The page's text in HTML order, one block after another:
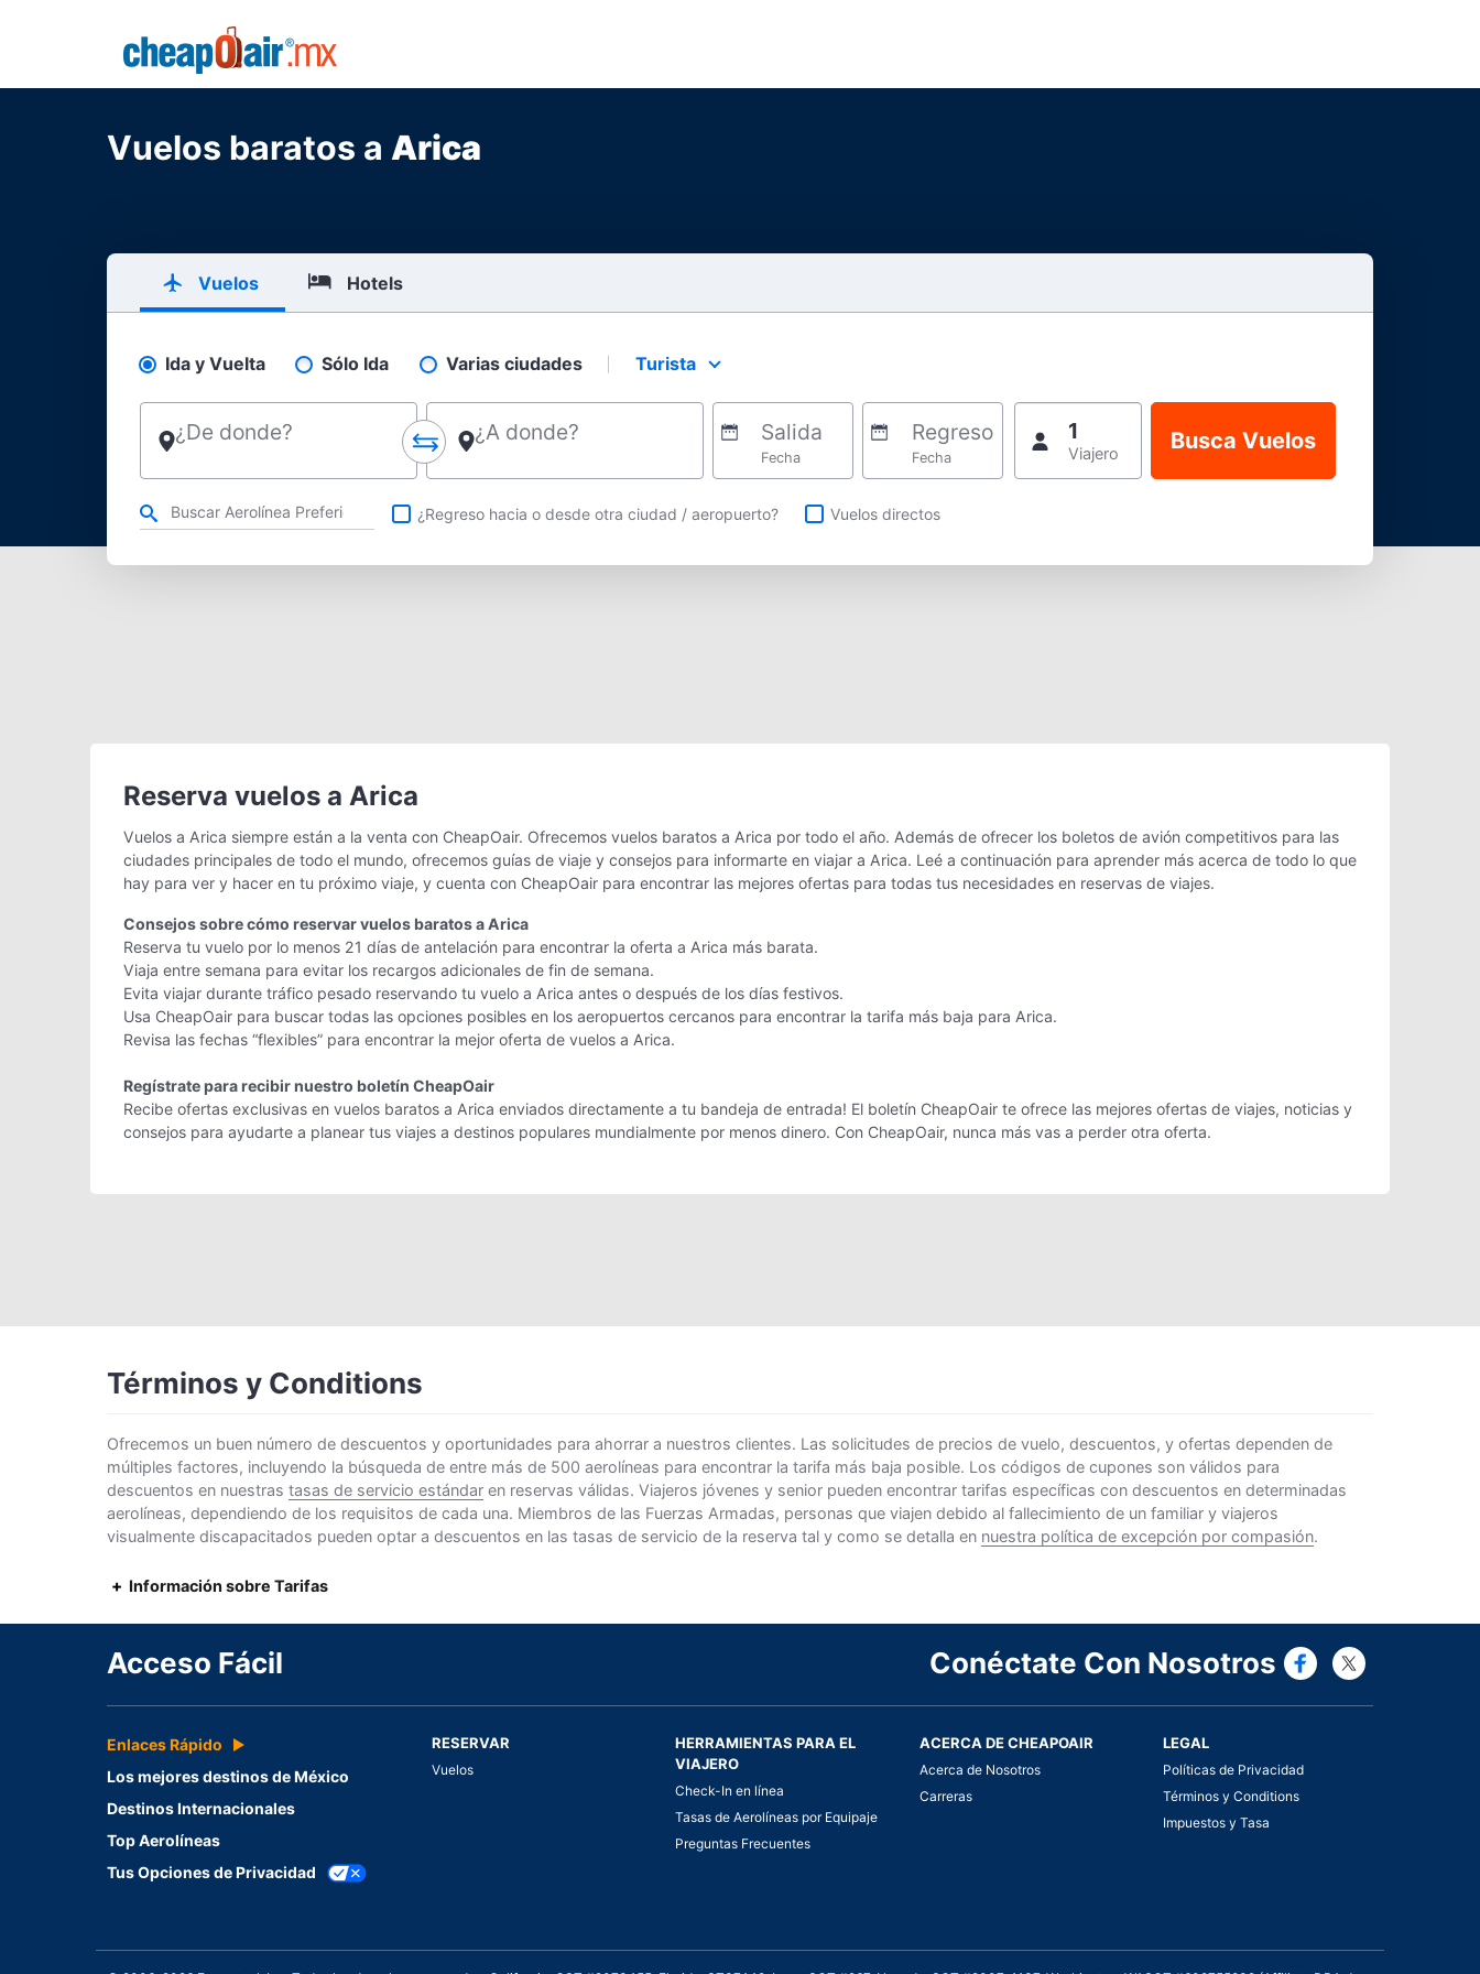
Vuelos baratos a Arica
Vuelos Hotels
Pick your flight type
Ida y Vuelta Sólo Ida Varias ciudades Select your preferred seating class.
Turista
¿De donde? ¿A donde? Salida
Fecha
Regreso
Fecha
1
Viajero
Refina tu búsqueda por aerolínea, ciudad o aeropuerto o vuelos directos
¿Regreso hacia o desde otra ciudad / aeropuerto? Vuelos directos
Reserva vuelos a Arica
Vuelos a Arica siempre están a la venta con CheapOair. Ofrecemos vuelos baratos a Arica por todo el año. Además de ofrecer los boletos de avión competitivos para las
ciudades principales de todo el mundo, ofrecemos guías de viaje y consejos para informarte en viajar a Arica. Leé a continuación para aprender más acerca de todo lo que
hay para ver y hacer en tu próximo viaje, y cuenta con CheapOair para encontrar las mejores ofertas para todas tus necesidades en reservas de viajes.
Consejos sobre cómo reservar vuelos baratos a Arica
Reserva tu vuelo por lo menos 21 días de antelación para encontrar la oferta a Arica más barata.
Viaja entre semana para evitar los recargos adicionales de fin de semana.
Evita viajar durante tráfico pesado reservando tu vuelo a Arica antes o después de los días festivos.
Usa CheapOair para buscar todas las opciones posibles en los aeropuertos cercanos para encontrar la tarifa más baja para Arica.
Revisa las fechas “flexibles” para encontrar la mejor oferta de vuelos a Arica.
Regístrate para recibir nuestro boletín CheapOair
Recibe ofertas exclusivas en vuelos baratos a Arica enviados directamente a tu bandeja de entrada! El boletín CheapOair te ofrece las mejores ofertas de viajes, noticias y
consejos para ayudarte a planear tus viajes a destinos populares mundialmente por menos dinero. Con CheapOair, nunca más vas a perder otra oferta.
Términos y Conditions
Ofrecemos un buen número de descuentos y oportunidades para ahorrar a nuestros clientes. Las solicitudes de precios de vuelo, descuentos, y ofertas dependen de
múltiples factores, incluyendo la búsqueda de entre más de 500 aerolíneas para encontrar la tarifa más baja posible. Los códigos de cupones son válidos para
descuentos en nuestras tasas de servicio estándar en reservas válidas. Viajeros jóvenes y senior pueden encontrar tarifas específicas con descuentos en determinadas
aerolíneas, dependiendo de los requisitos de cada una. Miembros de las Fuerzas Armadas, personas que viajen debido al fallecimiento de un familiar y viajeros
visualmente discapacitados pueden optar a descuentos en las tasas de servicio de la reserva tal y como se detalla en nuestra política de excepción por compasión.
Información sobre Tarifas
Acceso Fácil Conéctate Con Nosotros Connect
Enlaces Rápido
Los mejores destinos de México
Destinos Internacionales
Top Aerolíneas
Tus Opciones de Privacidad
RESERVAR
Vuelos
HERRAMIENTAS PARA EL
VIAJERO
Check-In en línea
Tasas de Aerolíneas por Equipaje
Preguntas Frecuentes
ACERCA DE CHEAPOAIR
Acerca de Nosotros
Carreras
LEGAL
Políticas de Privacidad
Términos y Conditions
Impuestos y Tasa